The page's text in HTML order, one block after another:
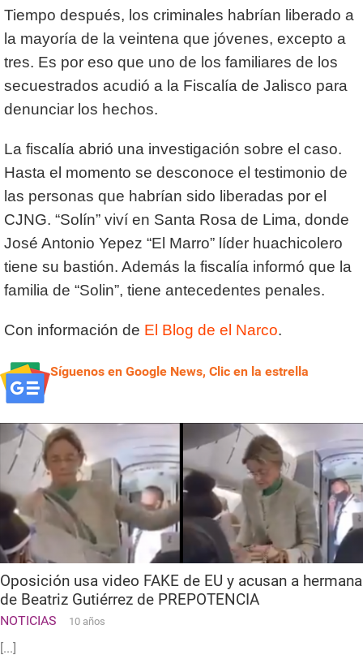
Tiempo después, los criminales habrían liberado a
la mayoría de la veintena que jóvenes, excepto a
tres. Es por eso que uno de los familiares de los
secuestrados acudió a la Fiscalía de Jalisco para
denunciar los hechos.
La fiscalía abrió una investigación sobre el caso.
Hasta el momento se desconoce el testimonio de
las personas que habrían sido liberadas por el
CJNG. “Solín” viví en Santa Rosa de Lima, donde
José Antonio Yepez “El Marro” líder huachicolero
tiene su bastión. Además la fiscalía informó que la
familia de “Solin”, tiene antecedentes penales.
Con información de El Blog de el Narco.
Síguenos en Google News, Clic en la estrella
Oposición usa video FAKE de EU y acusan a hermana
de Beatriz Gutiérrez de PREPOTENCIA
NOTICIAS 10 años
[...]